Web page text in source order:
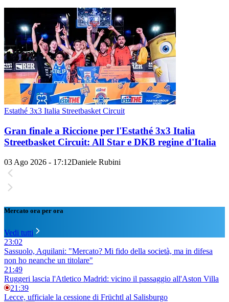
Estathé 3x3 Italia Streetbasket Circuit
Gran finale a Riccione per l'Estathé 3x3 Italia
Streetbasket Circuit: All Star e DKB regine d'Italia
03 Ago 2026 - 17:12Daniele Rubini
Mercato ora per ora
Vedi tutti
23:02
Sassuolo, Aquilani: "Mercato? Mi fido della società, ma in difesa
non ho neanche un titolare"
21:49
Ruggeri lascia l'Atletico Madrid: vicino il passaggio all'Aston Villa
21:39
Lecce, ufficiale la cessione di Früchtl al Salisburgo